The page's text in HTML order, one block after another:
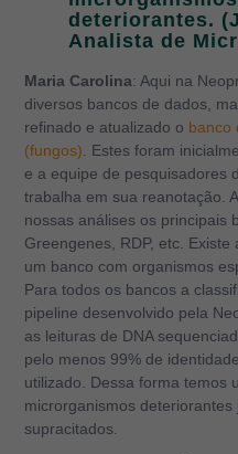
deteriorantes.
Analista de
Maria Carolina: Aqui na
diversos bancos de dados,
refinado e atualizado o banco
(fungos) . Estes foram
e a equipe de pesquisadores
trabalha em sua reanotação.
nossas análises os principais
Greengenes, RDP, etc.
um banco com organismos
Para todos os bancos a
pipeline desenvolvido pela
as leituras de DNA
pelo menos 99% de
utilizado. Dessa forma temos
microrganismos
supracitados.